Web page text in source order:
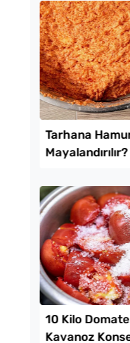
Yaz Pastası